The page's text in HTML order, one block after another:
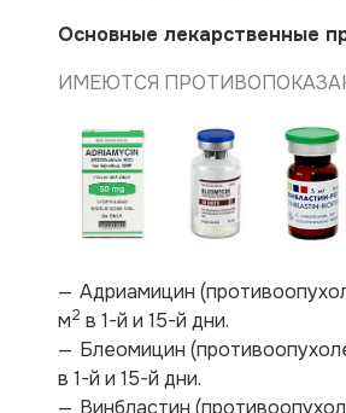
Основные лекарственные
ИМЕЮТСЯ
Адриамицин
м2 в 1-й и 15-й дни.
Блеомицин
в 1-й и 15-й дни.
Винбластин